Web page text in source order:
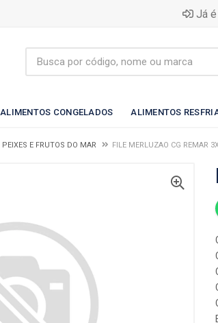
Já
ALIMENTOS CONGELADOS ALIMENTOS
PEIXES E FRUTOS DO MAR FILE MERLUZAO CG REMAR